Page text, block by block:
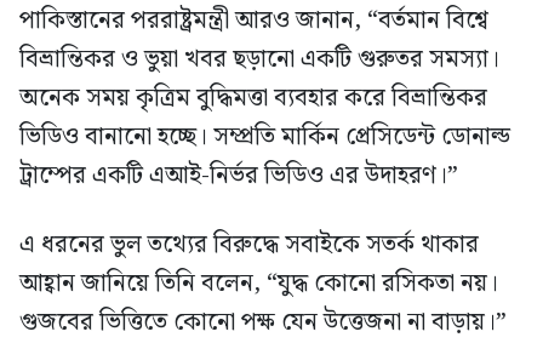
পাকিস্তানের পররাষ্ট্রমন্ত্রী আরও জানান, “বর্তমান বিশ্বে
বিভ্রান্তিকর ও ভুয়া খবর ছড়ানো একটি গুরুতর সমস্যা।
অনেক সময় কৃত্রিম বুদ্ধিমত্তা ব্যবহার করে বিভ্রান্তিকর
ভিডিও বানানো হচ্ছে। সম্প্রতি মার্কিন প্রেসিডেন্ট ডোনাল্ড
ট্রাম্পের একটি এআই-নির্ভর ভিডিও এর উদাহরণ।”
এ ধরনের ভুল তথ্যের বিরুদ্ধে সবাইকে সতর্ক থাকার
আহ্বান জানিয়ে তিনি বলেন, “যুদ্ধ কোনো রসিকতা নয়।
গুজবের ভিত্তিতে কোনো পক্ষ যেন উত্তেজনা না বাড়ায়।”